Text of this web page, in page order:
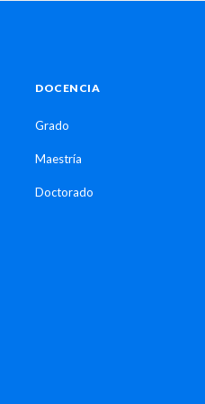
DOCENCIA
Grado
Maestría
Doctorado